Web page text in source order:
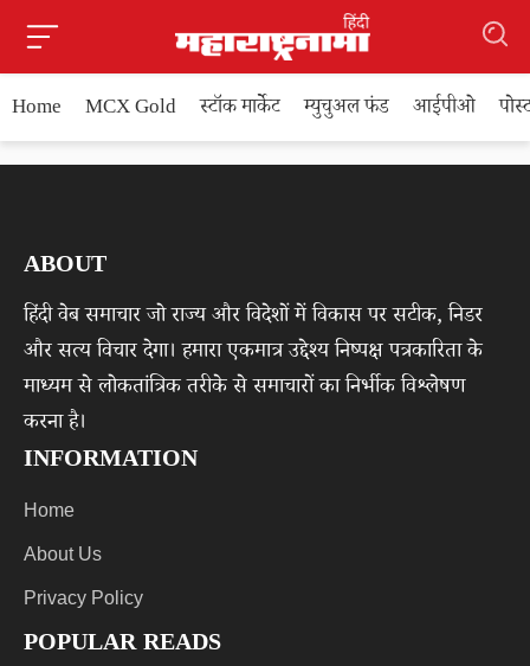
Home MCX Gold स्टॉक मार्केट म्युचुअल फंड आईपीओ
ABOUT
हिंदी वेब समाचार जो राज्य और विदेशों में विकास पर सटीक, निडर
और सत्य विचार देगा। हमारा एकमात्र उद्देश्य निष्पक्ष पत्रकारिता के
माध्यम से लोकतांत्रिक तरीके से समाचारों का निर्भीक विश्लेषण
करना है।
INFORMATION
Home
About Us
Privacy Policy
POPULAR READS